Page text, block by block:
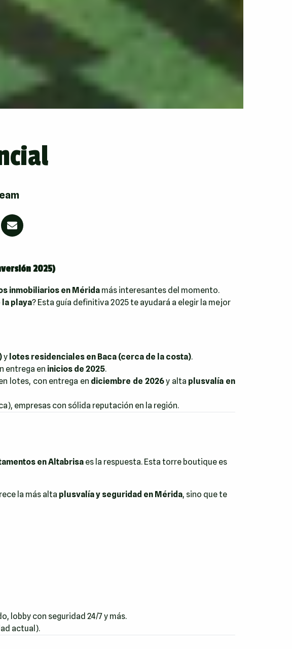
2025)
inmobiliarios en Mérida más interesantes del momento.
playa? Esta guía definitiva 2025 te ayudará a elegir la mejor
y lotes residenciales en Baca (cerca de la costa).
entrega en inicios de 2025.
lotes, con entrega en diciembre de 2026y alta plusvalía en
empresas con sólida reputación en la región.
en Altabrisa es la respuesta. Esta torre boutique es
la más alta plusvalía y seguridad en Mérida, sino que te
lobby con seguridad 24/7 y más.
actual).